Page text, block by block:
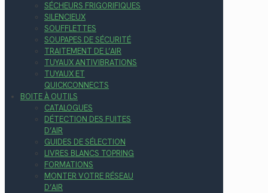
SÉCHEURS FRIGORIFIQUES
SILENCIEUX
SOUFFLETTES
SOUPAPES DE SÉCURITÉ
TRAITEMENT DE L’AIR
TUYAUX ANTIVIBRATIONS
TUYAUX ET
QUICKCONNECTS
BOITE À OUTILS
CATALOGUES
DÉTECTION DES FUITES
D’AIR
GUIDES DE SÉLECTION
LIVRES BLANCS TOPRING
FORMATIONS
MONTER VOTRE RÉSEAU
D’AIR